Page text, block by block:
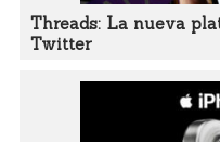
Threads: La nueva
Twitter